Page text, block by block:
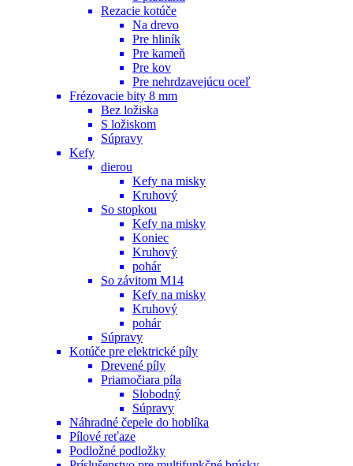
Rezacie kotúče
Na drevo
Pre hliník
Pre kameň
Pre kov
Pre nehrdzavejúcu oceľ
Frézovacie bity 8 mm
Bez ložiska
S ložiskom
Súpravy
Kefy
dierou
Kefy na misky
Kruhový
So stopkou
Kefy na misky
Koniec
Kruhový
pohár
So závitom M14
Kefy na misky
Kruhový
pohár
Súpravy
Kotúče pre elektrické píly
Drevené píly
Priamočiara píla
Slobodný
Súpravy
Náhradné čepele do hoblíka
Pílové reťaze
Podložné podložky